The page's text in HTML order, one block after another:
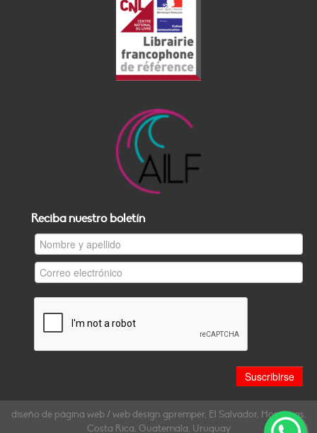
Reciba nuestro boletín
diseño de página web / web design gpremper, El Salvador, Honduras,
Costa Rica, Guatemala, Uruguay